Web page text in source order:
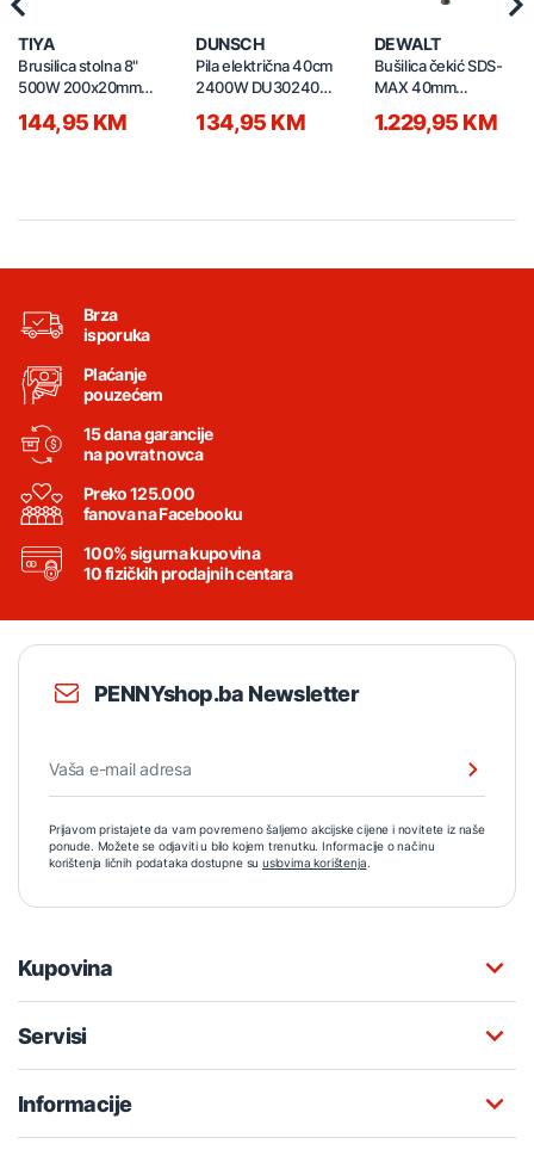
TIYA
Brusilica stolna 8"
500W 200x20mm
144,95 KM
DUNSCH
Pila električna 40cm
2400W DU30240-
134,95 KM
DEWALT
Bušilica čekić SDS-
MAX 40mm
1.229,95 KM
Brza
isporuka
Plaćanje
pouzećem
15 dana garancije
na povrat novca
Preko 125.000
fanova na Facebooku
100% sigurna kupovina
10 fizičkih prodajnih centara
PENNYshop.ba Newsletter
Prijavom pristajete da vam povremeno šaljemo akcijske cijene i novitete iz naše
ponude. Možete se odjaviti u bilo kojem trenutku. Informacije o načinu
korištenja ličnih podataka dostupne su uslovima korištenja.
Kupovina
Servisi
Informacije